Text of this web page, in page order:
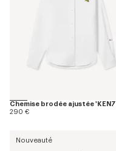
290 €
Nouveauté